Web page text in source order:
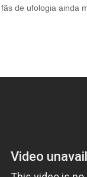
de ufologia ainda